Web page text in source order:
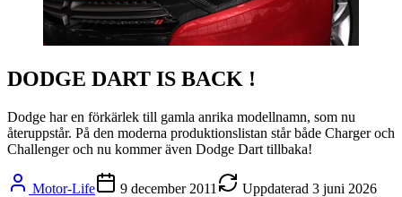
DODGE DART IS BACK !
Dodge har en förkärlek till gamla anrika modellnamn, som nu
återuppstår. På den moderna produktionslistan står både Charger och
Challenger och nu kommer även Dodge Dart tillbaka!
Motor-Life 9 december 2011 Uppdaterad 3 juni 2026